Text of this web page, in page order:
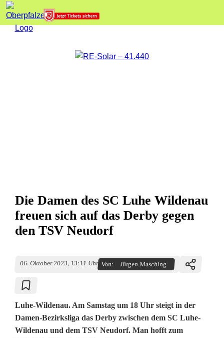
Die Damen des SC Luhe Wildenau
freuen sich auf das Derby gegen
den TSV Neudorf
06. Oktober 2023, 13:11 Uhr Von: Jürgen Masching
Luhe-Wildenau. Am Samstag um 18 Uhr steigt in der
Damen-Bezirksliga das Derby zwischen dem SC Luhe-
Wildenau und dem TSV Neudorf. Man hofft zum